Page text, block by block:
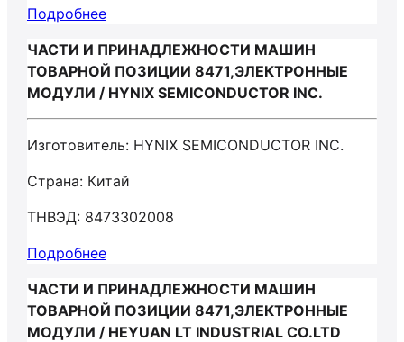
Подробнее
ЧАСТИ И ПРИНАДЛЕЖНОСТИ МАШИН
ТОВАРНОЙ ПОЗИЦИИ 8471,ЭЛЕКТРОННЫЕ
МОДУЛИ / HYNIX SEMICONDUCTOR INC.
Изготовитель: HYNIX SEMICONDUCTOR INC.
Страна: Китай
ТНВЭД: 8473302008
Подробнее
ЧАСТИ И ПРИНАДЛЕЖНОСТИ МАШИН
ТОВАРНОЙ ПОЗИЦИИ 8471,ЭЛЕКТРОННЫЕ
МОДУЛИ / HEYUAN LT INDUSTRIAL CO.LTD